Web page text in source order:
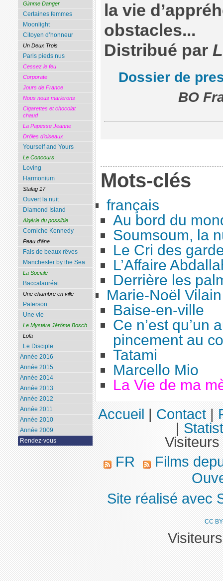
la vie
obstacles...
Distribué par
Dossier de
BO
Mots-clés
français
Au bord du
Soumsoum, la
Le Cri des
L’Affaire
Derrière les
Marie-Noël Vilain
Baise-en-ville
Ce n’est qu’un
pincement au
Tatami
Marcello Mio
La Vie de ma
Gimme Danger
Certaines femmes
Moonlight
Citoyen d’honneur
Un Deux Trois
Paris pieds nus
Cessez le feu
Corporate
Jours de France
Nous nous marierons
Cigarettes et chocolat
chaud
La Papesse Jeanne
Drôles d’oiseaux
Yourself and Yours
Le Concours
Loving
Harmonium
Stalag 17
Ouvert la nuit
Diamond Island
Algérie du possible
Corniche Kennedy
Peau d’âne
Fais de beaux rêves
Manchester by the Sea
La Sociale
Baccalauréat
Une chambre en ville
Paterson
Une vie
Le Mystère Jérôme Bosch
Lola
Le Disciple
Année 2016
Année 2015
Année 2014
Année 2013
Année 2012
Année 2011
Année 2010
Année 2009
Rendez-vous
Accueil|Contact|
|
FR
Films
Site réalisé avec
CC